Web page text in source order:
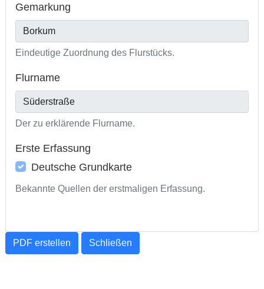
Gemarkung
Eindeutige Zuordnung des Flurstücks.
Flurname
Der zu erklärende Flurname.
Erste Erfassung
Deutsche Grundkarte
Bekannte Quellen der erstmaligen Erfassung.
PDF erstellen Schließen